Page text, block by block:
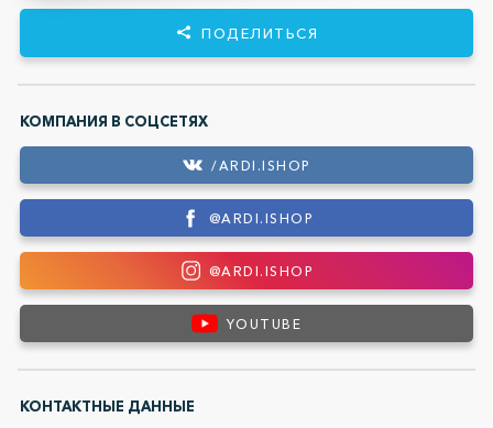
ПОДЕЛИТЬСЯ
КОМПАНИЯ В СОЦСЕТЯХ
/ARDI.ISHOP
@ARDI.ISHOP
@ARDI.ISHOP
YOUTUBE
КОНТАКТНЫЕ ДАННЫЕ